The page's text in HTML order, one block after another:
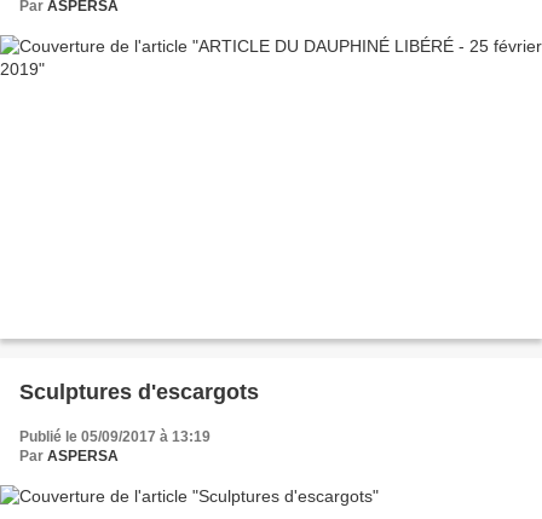
Par ASPERSA
Sculptures d'escargots
Publié le 05/09/2017 à 13:19
Par ASPERSA